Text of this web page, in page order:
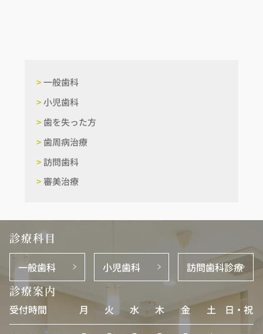
>一般歯科
> 小児歯科
>歯を失った方
>歯周病治療
>訪問歯科
>審美治療
診療科目
一般歯科 小児歯科 訪問歯科診療
診療案内
受付時間 月 火 水 木 金 土
日・祝